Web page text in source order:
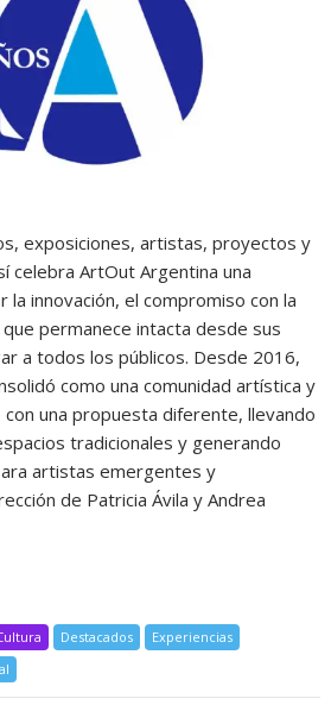
exposiciones, artistas, proyectos y
celebra ArtOut Argentina una
innovación, el compromiso con la
que permanece intacta desde sus
a todos los públicos. Desde 2016,
como una comunidad artística y
una propuesta diferente, llevando
tradicionales y generando
artistas emergentes y
de Patricia Ávila y Andrea
Destacados
Experiencias